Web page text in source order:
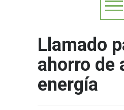
Llamado
ahorro de
energía